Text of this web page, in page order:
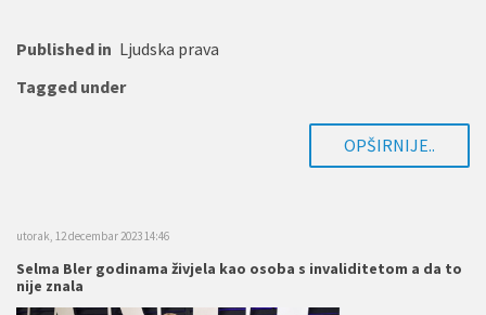
Published in Ljudska prava
Tagged under
OPŠIRNIJE..
utorak, 12 decembar 2023 14:46
Selma Bler godinama živjela kao osoba s invaliditetom a da to
nije znala